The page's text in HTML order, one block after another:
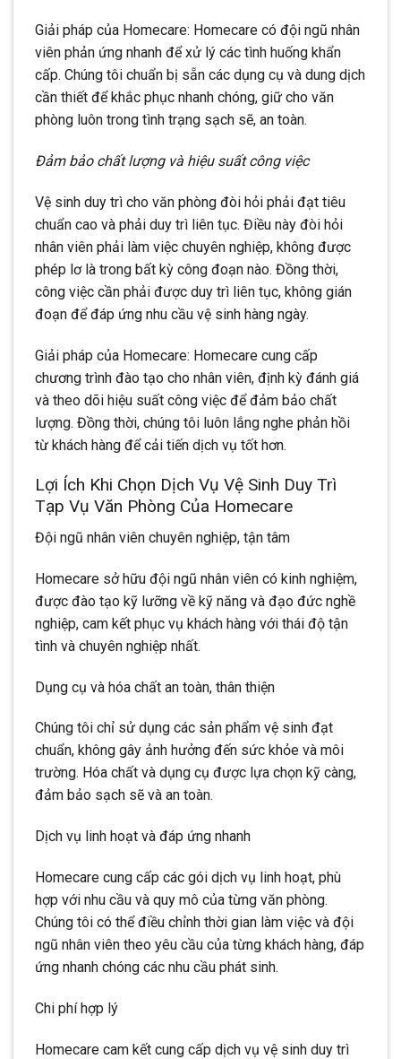
Giải pháp của Homecare: Homecare có đội ngũ nhân
viên phản ứng nhanh để xử lý các tình huống khẩn
cấp. Chúng tôi chuẩn bị sẵn các dụng cụ và dung dịch
cần thiết để khắc phục nhanh chóng, giữ cho văn
phòng luôn trong tình trạng sạch sẽ, an toàn.
Đảm bảo chất lượng và hiệu suất công việc
Vệ sinh duy trì cho văn phòng đòi hỏi phải đạt tiêu
chuẩn cao và phải duy trì liên tục. Điều này đòi hỏi
nhân viên phải làm việc chuyên nghiệp, không được
phép lơ là trong bất kỳ công đoạn nào. Đồng thời,
công việc cần phải được duy trì liên tục, không gián
đoạn để đáp ứng nhu cầu vệ sinh hàng ngày.
Giải pháp của Homecare: Homecare cung cấp
chương trình đào tạo cho nhân viên, định kỳ đánh giá
và theo dõi hiệu suất công việc để đảm bảo chất
lượng. Đồng thời, chúng tôi luôn lắng nghe phản hồi
từ khách hàng để cải tiến dịch vụ tốt hơn.
Lợi Ích Khi Chọn Dịch Vụ Vệ Sinh Duy Trì
Tạp Vụ Văn Phòng Của Homecare
Đội ngũ nhân viên chuyên nghiệp, tận tâm
Homecare sở hữu đội ngũ nhân viên có kinh nghiệm,
được đào tạo kỹ lưỡng về kỹ năng và đạo đức nghề
nghiệp, cam kết phục vụ khách hàng với thái độ tận
tình và chuyên nghiệp nhất.
Dụng cụ và hóa chất an toàn, thân thiện
Chúng tôi chỉ sử dụng các sản phẩm vệ sinh đạt
chuẩn, không gây ảnh hưởng đến sức khỏe và môi
trường. Hóa chất và dụng cụ được lựa chọn kỹ càng,
đảm bảo sạch sẽ và an toàn.
Dịch vụ linh hoạt và đáp ứng nhanh
Homecare cung cấp các gói dịch vụ linh hoạt, phù
hợp với nhu cầu và quy mô của từng văn phòng.
Chúng tôi có thể điều chỉnh thời gian làm việc và đội
ngũ nhân viên theo yêu cầu của từng khách hàng, đáp
ứng nhanh chóng các nhu cầu phát sinh.
Chi phí hợp lý
Homecare cam kết cung cấp dịch vụ vệ sinh duy trì